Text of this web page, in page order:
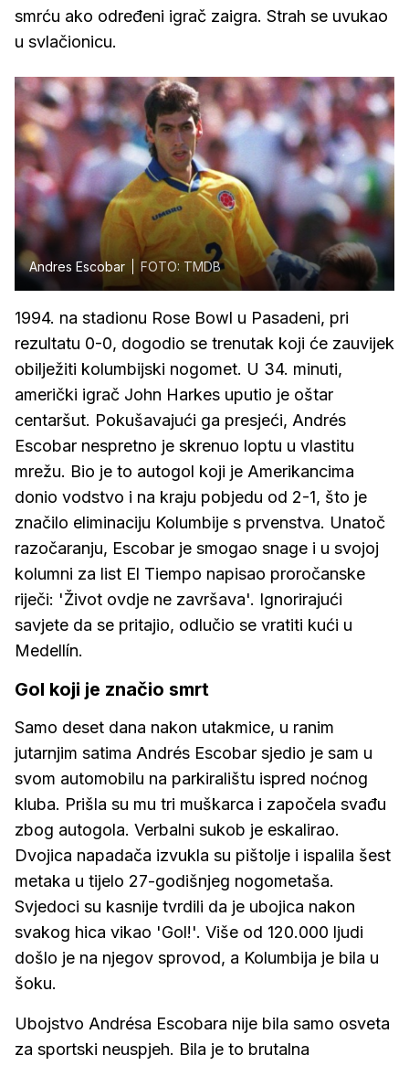
smrću ako određeni igrač zaigra. Strah se uvukao
u svlačionicu.
Andres Escobar FOTO: TMDB
1994. na stadionu Rose Bowl u Pasadeni, pri
rezultatu 0-0, dogodio se trenutak koji će zauvijek
obilježiti kolumbijski nogomet. U 34. minuti,
američki igrač John Harkes uputio je oštar
centaršut. Pokušavajući ga presjeći, Andrés
Escobar nespretno je skrenuo loptu u vlastitu
mrežu. Bio je to autogol koji je Amerikancima
donio vodstvo i na kraju pobjedu od 2-1, što je
značilo eliminaciju Kolumbije s prvenstva. Unatoč
razočaranju, Escobar je smogao snage i u svojoj
kolumni za list El Tiempo napisao proročanske
riječi: 'Život ovdje ne završava'. Ignorirajući
savjete da se pritajio, odlučio se vratiti kući u
Medellín.
Gol koji je značio smrt
Samo deset dana nakon utakmice, u ranim
jutarnjim satima Andrés Escobar sjedio je sam u
svom automobilu na parkiralištu ispred noćnog
kluba. Prišla su mu tri muškarca i započela svađu
zbog autogola. Verbalni sukob je eskalirao.
Dvojica napadača izvukla su pištolje i ispalila šest
metaka u tijelo 27-godišnjeg nogometaša.
Svjedoci su kasnije tvrdili da je ubojica nakon
svakog hica vikao 'Gol!'. Više od 120.000 ljudi
došlo je na njegov sprovod, a Kolumbija je bila u
šoku.
Ubojstvo Andrésa Escobara nije bila samo osveta
za sportski neuspjeh. Bila je to brutalna